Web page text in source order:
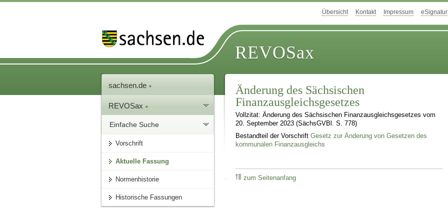
Übersicht Kontakt Impressum eSignatur
REVOSax
sachsen.de
REVOSax
Einfache Suche
Vorschrift
Aktuelle Fassung
Normenhistorie
Historische Fassungen
Änderung des Sächsischen
Finanzausgleichsgesetzes
Vollzitat: Änderung des Sächsischen Finanzausgleichsgesetzes vom
20. September 2023 (SächsGVBl. S. 778)
Bestandteil der VorschriftGesetz zur Änderung von Gesetzen des
kommunalen Finanzausgleichs
zum Seitenanfang